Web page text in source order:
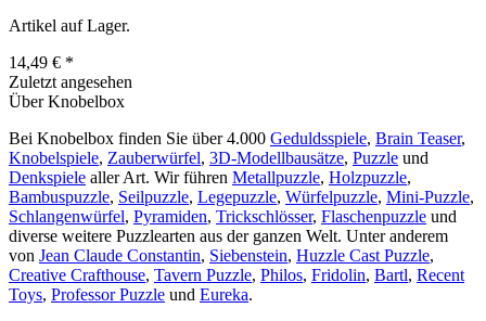
Artikel auf Lager.
14,49 € *
Zuletzt angesehen
Über Knobelbox
Bei Knobelbox finden Sie über 4.000 Geduldsspiele, Brain Teaser,
Knobelspiele, Zauberwürfel, 3D-Modellbausätze, Puzzle und
Denkspiele aller Art. Wir führen Metallpuzzle, Holzpuzzle,
Bambuspuzzle, Seilpuzzle, Legepuzzle, Würfelpuzzle, Mini-Puzzle,
Schlangenwürfel, Pyramiden, Trickschlösser, Flaschenpuzzle und
diverse weitere Puzzlearten aus der ganzen Welt. Unter anderem
von Jean Claude Constantin, Siebenstein, Huzzle Cast Puzzle,
Creative Crafthouse, Tavern Puzzle, Philos, Fridolin, Bartl, Recent
Toys, Professor Puzzle und Eureka.